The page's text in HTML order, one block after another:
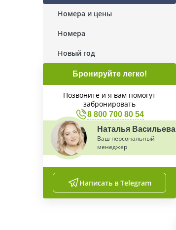
Номера и цены
Номера
Новый год
Бронируйте легко!
Позвоните и я вам помогут
забронировать
8 800 700 80 54
Наталья Васильева
Ваш персональный
менеджер
Написать в Telegram